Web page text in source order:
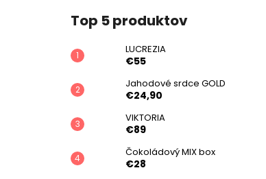
Top 5 produktov
LUCREZIA
€55
Jahodové srdce GOLD
€24,90
VIKTORIA
€89
Čokoládový MIX box
€28